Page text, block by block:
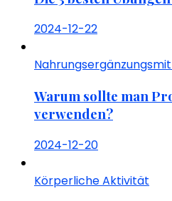
2024-12-22
Warum sollte man
verwenden?
2024-12-20
Körperliche Aktivität